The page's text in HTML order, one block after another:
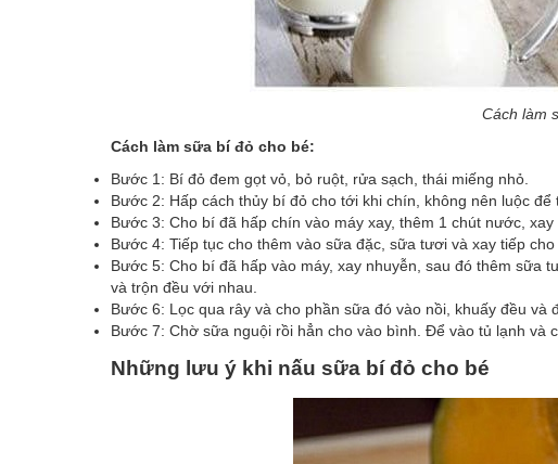
Cách làm
Cách làm sữa bí đỏ cho bé:
Bước 1: Bí đỏ đem gọt vỏ, bỏ ruột, rửa sạch, thái miếng nhỏ.
Bước 2: Hấp cách thủy bí đỏ cho tới khi chín, không nên luộc
Bước 3: Cho bí đã hấp chín vào máy xay, thêm 1 chút nước, xay
Bước 4: Tiếp tục cho thêm vào sữa đặc, sữa tươi và xay tiếp
Bước 5: Cho bí đã hấp vào máy, xay nhuyễn, sau đó thêm sữa
và trộn đều với nhau.
Bước 6: Lọc qua rây và cho phần sữa đó vào nồi, khuấy đều và
Bước 7: Chờ sữa nguội rồi hẳn cho vào bình. Để vào tủ lạnh và
Những lưu ý khi nấu sữa bí đỏ cho bé